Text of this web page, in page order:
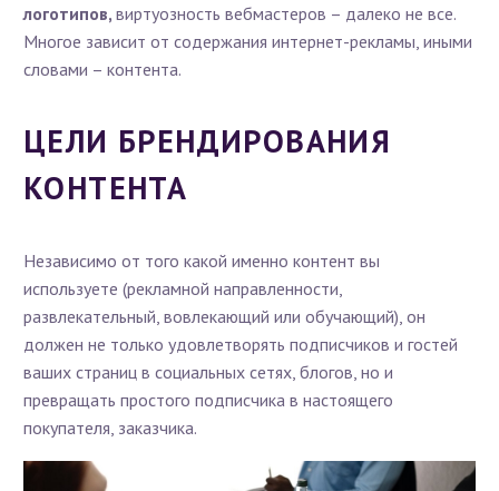
логотипов, виртуозность вебмастеров – далеко не все.
Многое зависит от содержания интернет-рекламы, иными
словами – контента.
ЦЕЛИ БРЕНДИРОВАНИЯ
КОНТЕНТА
Независимо от того какой именно контент вы
используете (рекламной направленности,
развлекательный, вовлекающий или обучающий), он
должен не только удовлетворять подписчиков и гостей
ваших страниц в социальных сетях, блогов, но и
превращать простого подписчика в настоящего
покупателя, заказчика.